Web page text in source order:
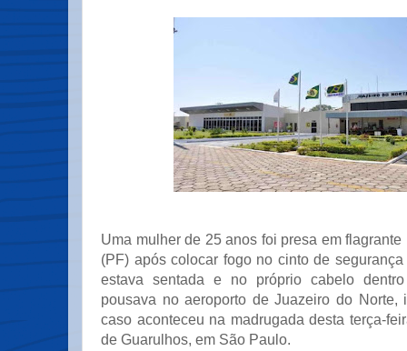
Uma mulher de 25 anos foi presa em
(PF) após colocar fogo no cinto de
estava sentada e no próprio cabelo
pousava no aeroporto de Juazeiro do Norte,
caso aconteceu na madrugada desta terça-
de Guarulhos, em São Paulo.